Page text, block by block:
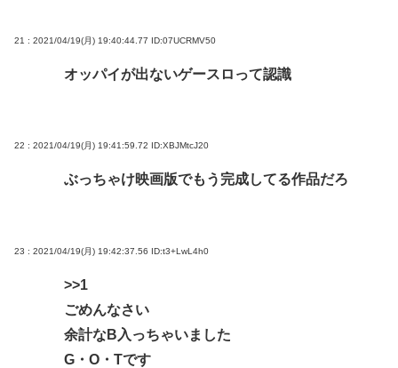
21 : 2021/04/19(月) 19:40:44.77 ID:07UCRMV50
オッパイが出ないゲースロって認識
22 : 2021/04/19(月) 19:41:59.72 ID:XBJMtcJ20
ぶっちゃけ映画版でもう完成してる作品だろ
23 : 2021/04/19(月) 19:42:37.56 ID:t3+LwL4h0
>>1
ごめんなさい
余計なB入っちゃいました
G・O・Tです